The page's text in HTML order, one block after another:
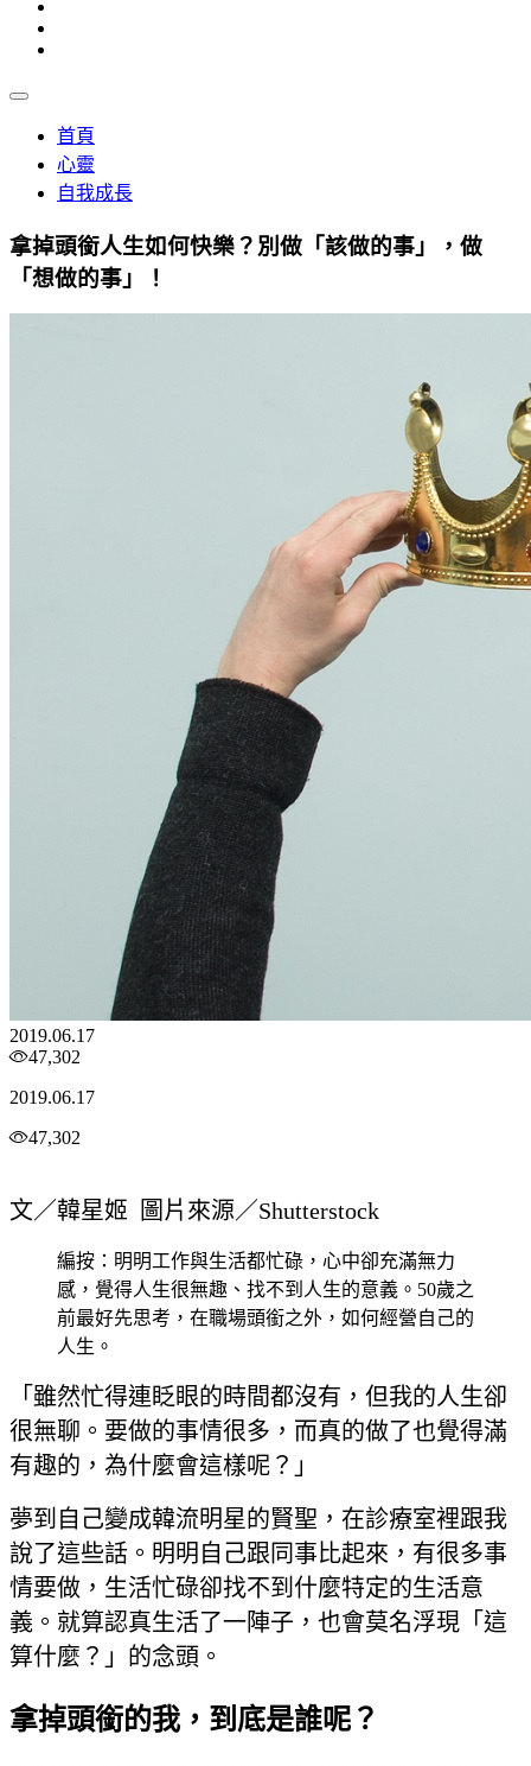
首頁
心靈
自我成長
拿掉頭銜人生如何快樂？別做「該做的事」，做
「想做的事」！
2019.06.17
47,302
2019.06.17
47,302
文／韓星姬 圖片來源／Shutterstock
編按：明明工作與生活都忙碌，心中卻充滿無力
感，覺得人生很無趣、找不到人生的意義。50歲之
前最好先思考，在職場頭銜之外，如何經營自己的
人生。
「雖然忙得連眨眼的時間都沒有，但我的人生卻
很無聊。要做的事情很多，而真的做了也覺得滿
有趣的，為什麼會這樣呢？」
夢到自己變成韓流明星的賢聖，在診療室裡跟我
說了這些話。明明自己跟同事比起來，有很多事
情要做，生活忙碌卻找不到什麼特定的生活意
義。就算認真生活了一陣子，也會莫名浮現「這
算什麼？」的念頭。
拿掉頭銜的我，到底是誰呢？